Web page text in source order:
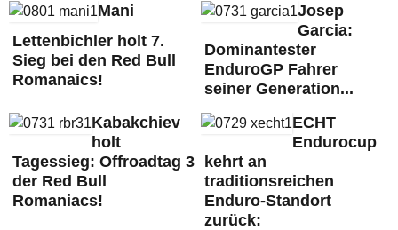
Mani
Lettenbichler holt 7.
Sieg bei den Red Bull
Romanaics!
Josep
Garcia:
Dominantester
EnduroGP Fahrer
seiner Generation...
Kabakchiev
holt
Tagessieg: Offroadtag 3
der Red Bull
Romaniacs!
ECHT
Endurocup
kehrt an
traditionsreichen
Enduro-Standort
zurück: